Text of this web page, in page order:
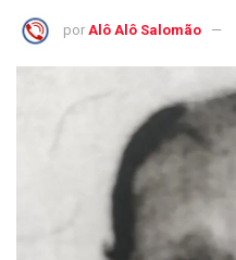
por Alô Alô Salomão